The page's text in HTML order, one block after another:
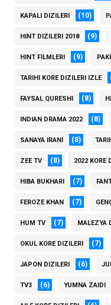
KAPALI DIZILERI (10)
HINT DIZILERI 2018 (9)
HINT FILMLERI (9)
TARIHI KORE DIZILERI IZLE
FAYSAL QURESHI (8)
INDIAN DRAMA 2022 (8)
SANAYA IRANI (8)
ZEE TV (8) 2022 KORE
HIBA BUKHARI (7)
FEROZE KHAN (7)
HUM TV (7) MALEZYA
OKUL KORE DIZILERI (7)
JAPON DIZILERI (6)
TV3 (6) YUMNA ZAIDI